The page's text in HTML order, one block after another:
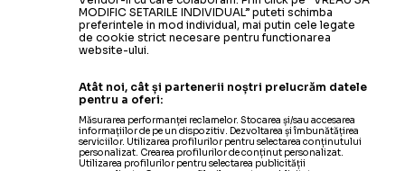
MODIFIC SETARILE INDIVIDUAL” puteti schimba
preferintele in mod individual, mai putin cele legate
de cookie strict necesare pentru functionarea
website-ului.
Atât noi, cât și partenerii noștri prelucrăm datele
pentru a oferi:
Măsurarea performanței reclamelor. Stocarea și/sau accesarea
informațiilor de pe un dispozitiv. Dezvoltarea și îmbunătățirea
serviciilor. Utilizarea profilurilor pentru selectarea conținutului
personalizat. Crearea profilurilor de conținut personalizat.
Utilizarea profilurilor pentru selectarea publicității